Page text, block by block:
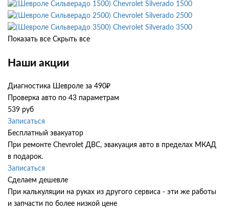
Chevrolet Silverado 1500
Chevrolet Silverado 2500
Chevrolet Silverado 3500
Показать все Скрыть все
Наши акции
Диагностика Шевроле за 490₽
Проверка авто по 43 параметрам
539 руб
Записаться
Бесплатный эвакуатор
При ремонте Chevrolet ДВС, эвакуация авто в пределах МКАД
в подарок.
Записаться
Сделаем дешевле
При калькуляции на руках из другого сервиса - эти же работы
и запчасти по более низкой цене